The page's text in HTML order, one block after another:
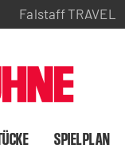
Falstaff TRAVEL
SPIELPLAN